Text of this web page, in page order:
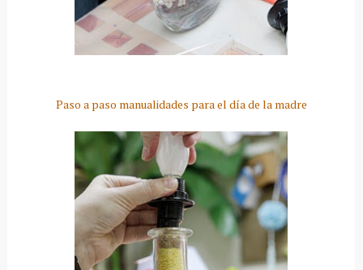
Paso a paso manualidades para el día de la madre